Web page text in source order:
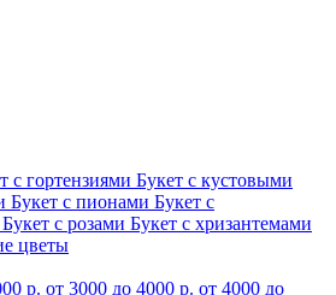
с гортензиями Букет с кустовыми
Букет с пионами Букет с
Букет с розами Букет с хризантемами
цветы
р. от 3000 до 4000 р. от 4000 до